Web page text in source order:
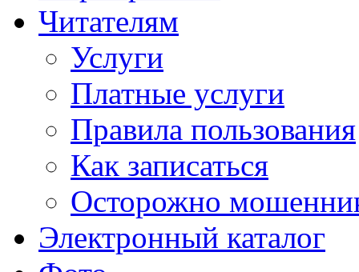
Читателям
Услуги
Платные услуги
Правила пользования
Как записаться
Осторожно
Электронный каталог